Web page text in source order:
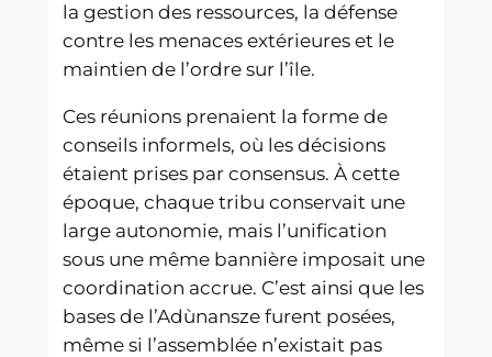
la gestion des ressources, la défense
contre les menaces extérieures et le
maintien de l’ordre sur l’île.
Ces réunions prenaient la forme de
conseils informels, où les décisions
étaient prises par consensus. À cette
époque, chaque tribu conservait une
large autonomie, mais l’unification
sous une même bannière imposait une
coordination accrue. C’est ainsi que les
bases de l’Adùnansze furent posées,
même si l’assemblée n’existait pas